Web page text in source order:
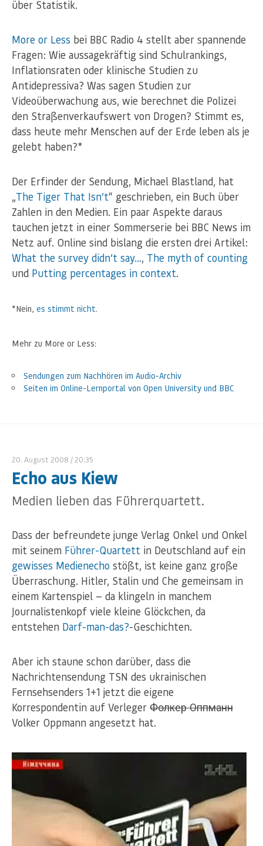
über Statistik.
More or Less bei BBC Radio 4 stellt aber spannende
Fragen: Wie aussagekräftig sind Schulrankings,
Inflationsraten oder klinische Studien zu
Antidepressiva? Was sagen Studien zur
Videoüberwachung aus, wie berechnet die Polizei
den Straßenverkaufswert von Drogen? Stimmt es,
dass heute mehr Menschen auf der Erde leben als je
gelebt haben?*
Der Erfinder der Sendung, Michael Blastland, hat
„The Tiger That Isn’t“ geschrieben, ein Buch über
Zahlen in den Medien. Ein paar Aspekte daraus
tauchen jetzt in einer Sommerserie bei BBC News im
Netz auf. Online sind bislang die ersten drei Artikel:
What the survey didn’t say…, The myth of counting
und Putting percentages in context.
*Nein, es stimmt nicht.
Mehr zu More or Less:
Sendungen zum Nachhören im Audio-Archiv
Seiten im Online-Lernportal von Open University und BBC
20. August 2008 / 20:35
Echo aus Kiew
Medien lieben das Führerquartett.
Dass der befreundete junge Verlag Onkel und Onkel
mit seinem Führer-Quartett in Deutschland auf ein
gewisses Medienecho stößt, ist keine ganz große
Überraschung. Hitler, Stalin und Che gemeinsam in
einem Kartenspiel — da klingeln in manchem
Journalistenkopf viele kleine Glöckchen, da
entstehen Darf-man-das?-Geschichten.
Aber ich staune schon darüber, dass die
Nachrichtensendung TSN des ukrainischen
Fernsehsenders 1+1 jetzt die eigene
Korrespondentin auf Verleger Фолкер Оппманн
Volker Oppmann angesetzt hat.